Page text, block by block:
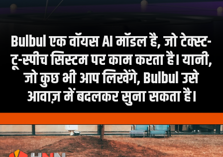
Bulbul एक वॉयस AI मॉडल है, जो टेक्स्ट-
टू-स्पीच सिस्टम पर काम करता है। यानी,
जो कुछ भी आप लिखेंगे, Bulbul उसे